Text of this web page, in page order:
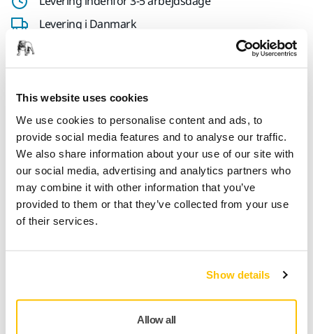
This website uses cookies
We use cookies to personalise content and ads, to
provide social media features and to analyse our traffic.
We also share information about your use of our site with
our social media, advertising and analytics partners who
may combine it with other information that you’ve
provided to them or that they’ve collected from your use
of their services.
Show details
Allow all
Levering i Danmark
Fragt fri levering ved ordrer over 599,- kr incl moms.
Sporing af forsendelsen
Tekniske detaljer
Længde 150 mm